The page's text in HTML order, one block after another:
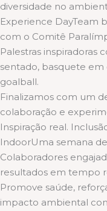
diversidade no
Experience DayTeam
com o Comitê
Palestras inspiradoras
sentado, basquete em
goalball.
Finalizamos com um
colaboração e
Inspiração real.
IndoorUma semana
Colaboradores
resultados em tempo
Promove saúde,
impacto ambiental